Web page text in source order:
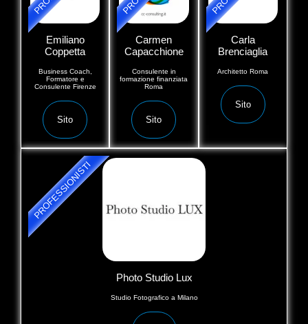
Emiliano
Coppetta
Business Coach,
Formatore e
Consulente Firenze
Sito
Carmen
Capacchione
Consulente in
formazione finanziata
Roma
Sito
Carla
Brenciaglia
Architetto Roma
Sito
Photo Studio Lux
Studio Fotografico a Milano
PROFESSIONISTI